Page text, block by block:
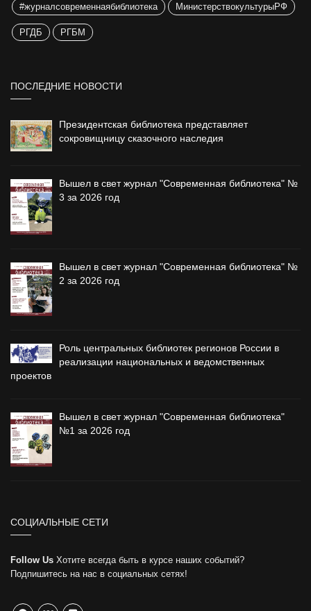
#журналсовременнаябиблиотека МинистерствокультурыРФ
РГДБ РГБМ
ПОСЛЕДНИЕ НОВОСТИ
Президентская библиотека представляет
сокровищницу сказочного наследия
Вышел в свет журнал "Современная библиотека" №
3 за 2026 год
Вышел в свет журнал "Современная библиотека" №
2 за 2026 год
Роль центральных библиотек регионов России в
реализации национальных и ведомственных
проектов
Вышел в свет журнал "Современная библиотека"
№1 за 2026 год
СОЦИАЛЬНЫЕ СЕТИ
Follow Us Хотите всегда быть в курсе наших событий?
Подпишитесь на нас в социальных сетях!